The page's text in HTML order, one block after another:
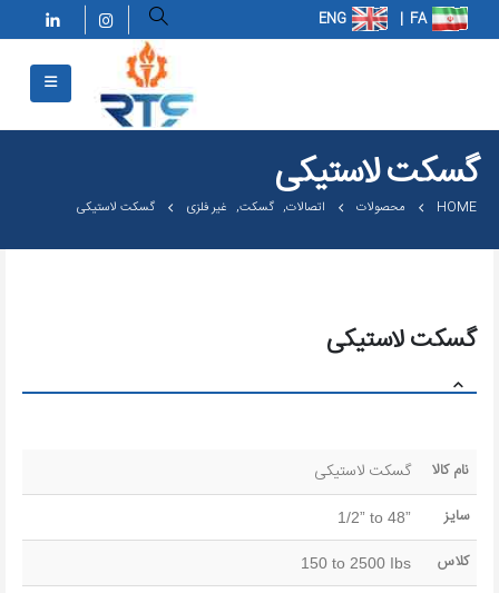
گسکت لاستیکی
HOME محصولات اتصالات, گسکت, غیر فلزی گسکت لاستیکی
گسکت لاستیکی
نام كالا گسکت لاستیکی
سایز 1/2” to 48”
کلاس 150 to 2500 Ibs